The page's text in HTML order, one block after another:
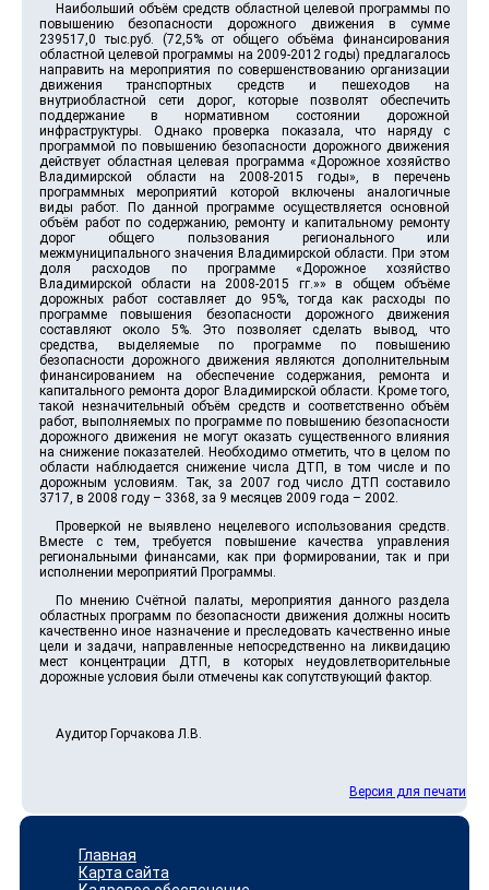
Наибольший объём средств областной целевой программы по
повышению безопасности дорожного движения в сумме
239517,0 тыс.руб. (72,5% от общего объёма финансирования
областной целевой программы на 2009-2012 годы) предлагалось
направить на мероприятия по совершенствованию организации
движения транспортных средств и пешеходов на
внутриобластной сети дорог, которые позволят обеспечить
поддержание в нормативном состоянии дорожной
инфраструктуры. Однако проверка показала, что наряду с
программой по повышению безопасности дорожного движения
действует областная целевая программа «Дорожное хозяйство
Владимирской области на 2008-2015 годы», в перечень
программных мероприятий которой включены аналогичные
виды работ. По данной программе осуществляется основной
объём работ по содержанию, ремонту и капитальному ремонту
дорог общего пользования регионального или
межмуниципального значения Владимирской области. При этом
доля расходов по программе «Дорожное хозяйство
Владимирской области на 2008-2015 гг.»» в общем объёме
дорожных работ составляет до 95%, тогда как расходы по
программе повышения безопасности дорожного движения
составляют около 5%. Это позволяет сделать вывод, что
средства, выделяемые по программе по повышению
безопасности дорожного движения являются дополнительным
финансированием на обеспечение содержания, ремонта и
капитального ремонта дорог Владимирской области. Кроме того,
такой незначительный объём средств и соответственно объём
работ, выполняемых по программе по повышению безопасности
дорожного движения не могут оказать существенного влияния
на снижение показателей. Необходимо отметить, что в целом по
области наблюдается снижение числа ДТП, в том числе и по
дорожным условиям. Так, за 2007 год число ДТП составило
3717, в 2008 году – 3368, за 9 месяцев 2009 года – 2002.
Проверкой не выявлено нецелевого использования средств.
Вместе с тем, требуется повышение качества управления
региональными финансами, как при формировании, так и при
исполнении мероприятий Программы.
По мнению Счётной палаты, мероприятия данного раздела
областных программ по безопасности движения должны носить
качественно иное назначение и преследовать качественно иные
цели и задачи, направленные непосредственно на ликвидацию
мест концентрации ДТП, в которых неудовлетворительные
дорожные условия были отмечены как сопутствующий фактор.
Аудитор Горчакова Л.В.
Версия для печати
Главная
Карта сайта